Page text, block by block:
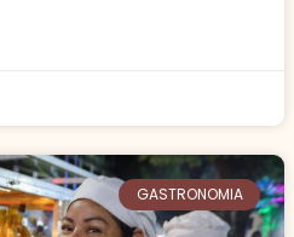
GASTRONOMIA